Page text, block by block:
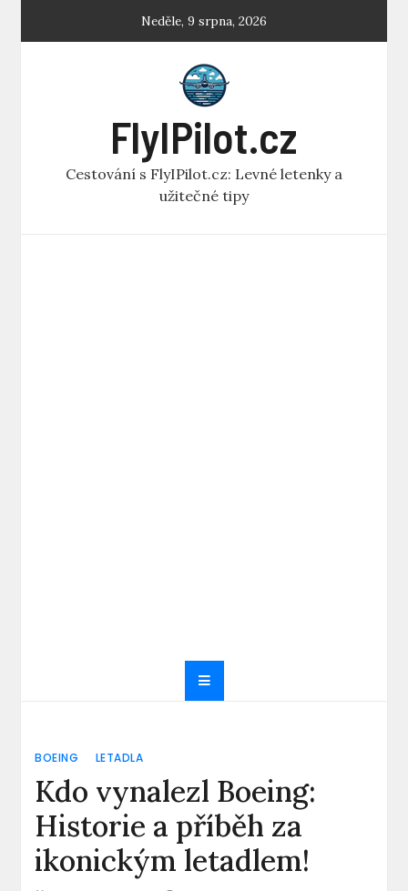
Neděle, 9 srpna, 2026
FlyIPilot.cz
Cestování s FlyIPilot.cz: Levné letenky a
užitečné tipy
BOEING LETADLA
Kdo vynalezl Boeing:
Historie a příběh za
ikonickým letadlem!